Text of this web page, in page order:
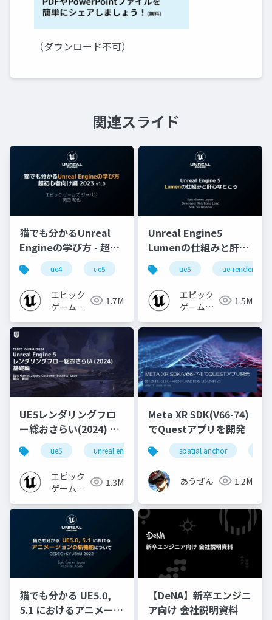
（ダウンロード不可）
関連スライド
猫でも分かるUnreal
Engineの学び方 - 超初
心者向け編 - 2023 v1.0
ue4 ue5 ue-beginner
エピック
ゲームズ
1.7M
Unreal Engine5
Lumenの仕組みと肝心
なところ
ue5 ue-rendering
エピック
ゲームズ
1.5M
UE5レンダリングフロ
ー総おさらい(2024) 基
礎編！
[CEDEC+KYUSHU
2024]
ue5 unreal engine ue-rendering
エピック
ゲームズ
1.3M
Meta XR SDK(V66-74)
でQuestアプリを開発
spatial anchor
あうぜん 1.2M
猫でも分かる UE5.0,
5.1 におけるアニメーシ
【DeNA】新卒エンジニ
ア向け 会社説明資料